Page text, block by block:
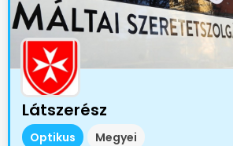
Látszerész
Optikus Megyei